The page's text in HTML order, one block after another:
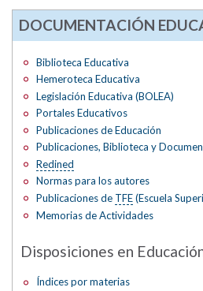
DOCUMENTACIÓN
Biblioteca Educativa
Hemeroteca Educativa
Legislación Educativa (BOLEA)
Portales Educativos
Publicaciones de Educación
Publicaciones, Biblioteca y
Redined
Normas para los autores
Publicaciones de TFE(Escuela
Memorias de Actividades
Disposiciones en
Índices por materias